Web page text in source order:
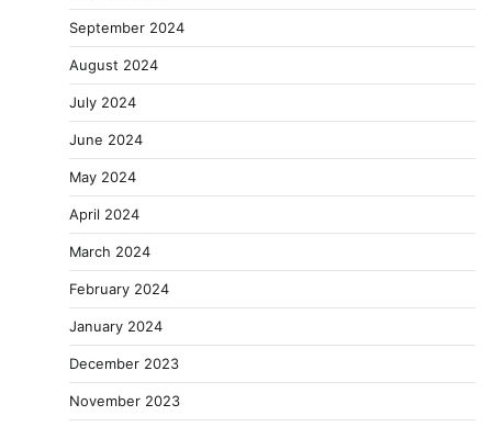
September 2024
August 2024
July 2024
June 2024
May 2024
April 2024
March 2024
February 2024
January 2024
December 2023
November 2023